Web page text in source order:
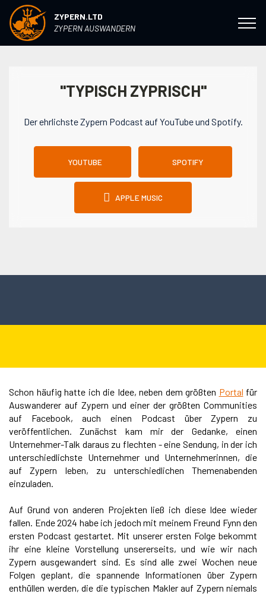
ZYPERN.LTD
ZYPERN AUSWANDERN
"TYPISCH ZYPRISCH"
Der ehrlichste Zypern Podcast auf YouTube und Spotify.
YOUTUBE SPOTIFY
APPLE MUSIC
Schon häufig hatte ich die Idee, neben dem größten Portal für
Auswanderer auf Zypern und einer der größten Communities
auf Facebook, auch einen Podcast über Zypern zu
veröffentlichen. Zunächst kam mir der Gedanke, einen
Unternehmer-Talk daraus zu flechten - eine Sendung, in der ich
unterschiedlichste Unternehmer und Unternehmerinnen, die
auf Zypern leben, zu unterschiedlichen Themenabenden
einzuladen.
Auf Grund von anderen Projekten ließ ich diese Idee wieder
fallen. Ende 2024 habe ich jedoch mit meinem Freund Fynn den
ersten Podcast gestartet. Mit unserer ersten Folge bekommt
ihr eine kleine Vorstellung unsererseits, und wie wir nach
Zypern ausgewandert sind. Es sind alle zwei Wochen neue
Folgen geplant, die spannende Informationen über Zypern
enthüllen werden, die die typischen Makler auf Zypern niemals